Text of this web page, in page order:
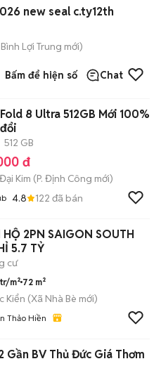
Mới 2026 new seal c.ty12th
Bình Lợi Trung mới)
Bấm để hiện số Chat
8 Ultra 512GB Mới 100%
512 GB
đ
Kim (P. Định Công mới)
4.8 122 đã bán
2PN SAIGON SOUTH
5.7 TỶ
cư
m² 72 m²
Kiển (Xã Nhà Bè mới)
Thảo Hiền
Gần BV Thủ Đức Giá Thơm